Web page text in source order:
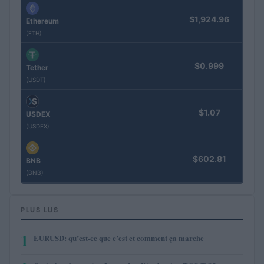
Ethereum
(ETH)
$1,924.96
Tether
(USDT)
$0.999
USDEX
(USDEX)
$1.07
BNB
(BNB)
$602.81
PLUS LUS
1 EURUSD: qu’est-ce que c’est et comment ça marche